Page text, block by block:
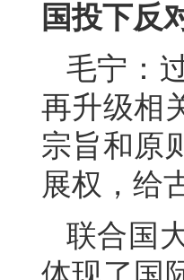
国投下反
毛宁：
再升级相
宗旨和原
展权，给
联合国